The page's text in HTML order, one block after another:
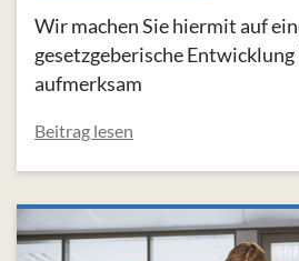
Wir machen Sie hiermit auf
gesetzgeberische
aufmerksam
Beitrag lesen